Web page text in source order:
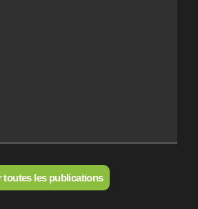
toutes les publications